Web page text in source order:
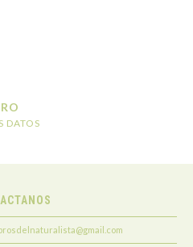
DATOS